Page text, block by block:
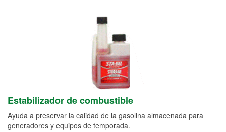
Estabilizador de combustible
Ayuda a preservar la calidad de la gasolina almacenada para
generadores y equipos de temporada.